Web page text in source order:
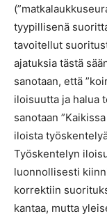
tyypillisenä
tavoitellut
ajatuksia tästä
sanotaan, että
iloisuutta ja halua
sanotaan
iloista
Työskentelyn
luonnollisesti
korrektiin
kantaa, mutta